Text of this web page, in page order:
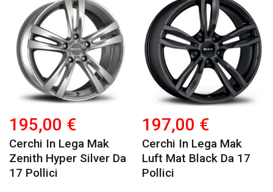
195,00 €
Cerchi In Lega Mak
Zenith Hyper Silver Da
17 Pollici
197,00 €
Cerchi In Lega Mak
Luft Mat Black Da 17
Pollici